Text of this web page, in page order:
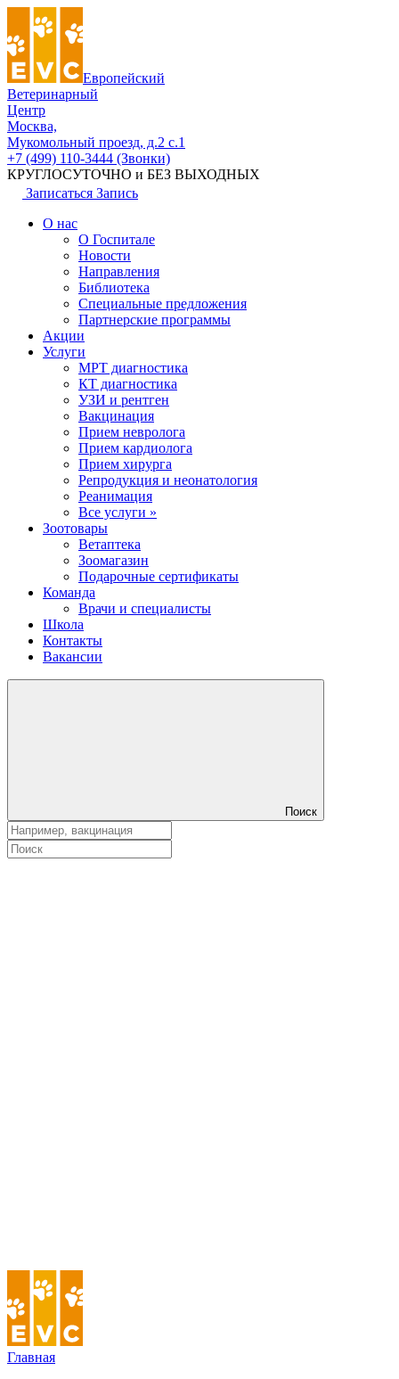
Европейский
Ветеринарный
Центр
Москва,
Мукомольный проезд, д.2 с.1
+7 (499) 110-3444 (Звонки)
КРУГЛОСУТОЧНО и БЕЗ ВЫХОДНЫХ
Записаться Запись
О нас
О Госпитале
Новости
Направления
Библиотека
Специальные предложения
Партнерские программы
Акции
Услуги
МРТ диагностика
КТ диагностика
УЗИ и рентген
Вакцинация
Прием невролога
Прием кардиолога
Прием хирурга
Репродукция и неонатология
Реанимация
Все услуги »
Зоотовары
Ветаптека
Зоомагазин
Подарочные сертификаты
Команда
Врачи и специалисты
Школа
Контакты
Вакансии
Поиск
Главная